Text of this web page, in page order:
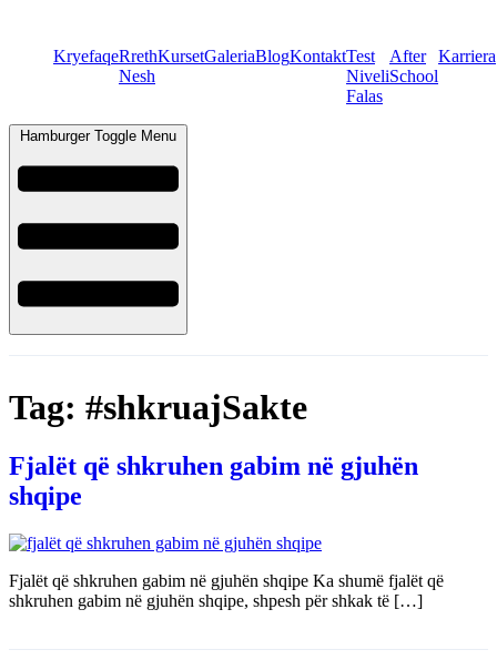
KryefaqeRreth
Nesh
KursetGaleriaBlogKontaktTest
Niveli
Falas
After
School
Karriera
Hamburger Toggle Menu
Tag: #shkruajSakte
Fjalët që shkruhen gabim në gjuhën
shqipe
Fjalët që shkruhen gabim në gjuhën shqipe Ka shumë fjalët që
shkruhen gabim në gjuhën shqipe, shpesh për shkak të […]